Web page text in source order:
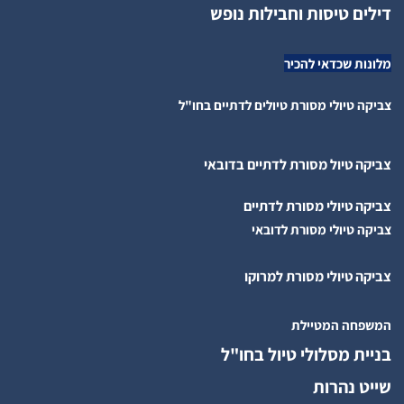
דילים טיסות וחבילות נופש
מלונות שכדאי להכיר
צביקה טיולי מסורת טיולים לדתיים בחו"ל
צביקה טיול מסורת לדתיים בדובאי
צביקה טיולי מסורת לדתיים
צביקה טיולי מסורת לדובאי
צביקה טיולי מסורת למרוקו
המשפחה המטיילת
בניית מסלולי טיול בחו"ל
שייט נהרות